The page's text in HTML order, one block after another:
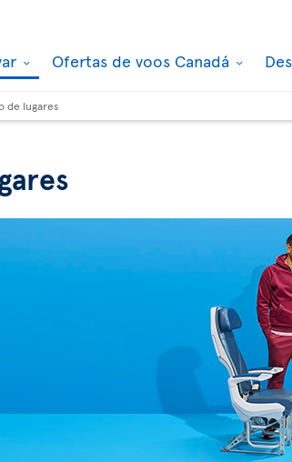
Ofertas de voos Canadá
de lugares